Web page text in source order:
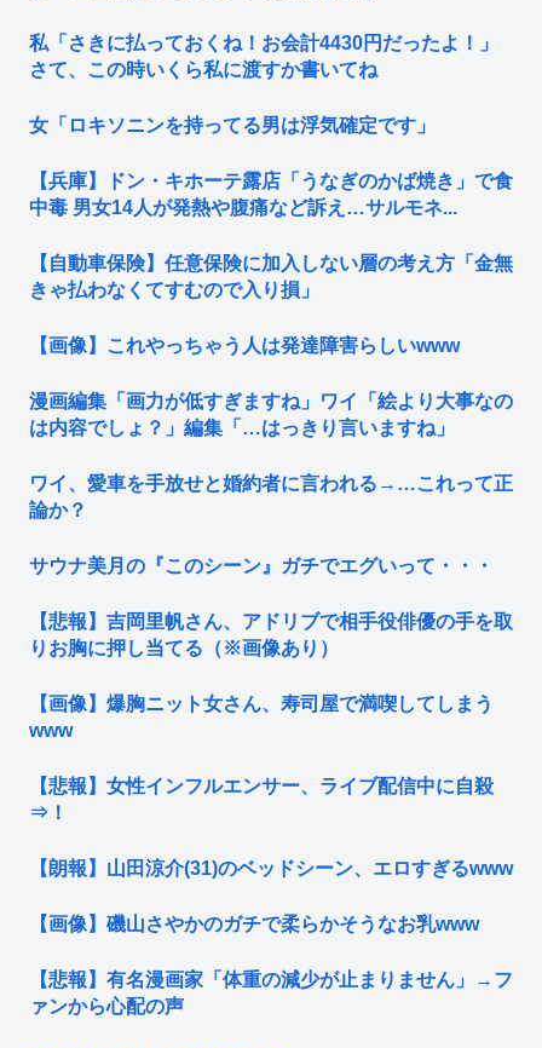
私「さきに払っておくね！お会計4430円だったよ！」
さて、この時いくら私に渡すか書いてね
女「ロキソニンを持ってる男は浮気確定です」
【兵庫】ドン・キホーテ露店「うなぎのかば焼き」で食
中毒 男女14人が発熱や腹痛など訴え…サルモネ...
【自動車保険】任意保険に加入しない層の考え方「金無
きゃ払わなくてすむので入り損」
【画像】これやっちゃう人は発達障害らしいwww
漫画編集「画力が低すぎますね」ワイ「絵より大事なの
は内容でしょ？」編集「…はっきり言いますね」
ワイ、愛車を手放せと婚約者に言われる→…これって正
論か？
サウナ美月の『このシーン』ガチでエグいって・・・
【悲報】吉岡里帆さん、アドリブで相手役俳優の手を取
りお胸に押し当てる（※画像あり）
【画像】爆胸ニット女さん、寿司屋で満喫してしまう
www
【悲報】女性インフルエンサー、ライブ配信中に自殺
⇒！
【朗報】山田涼介(31)のベッドシーン、エロすぎるwww
【画像】磯山さやかのガチで柔らかそうなお乳www
【悲報】有名漫画家「体重の減少が止まりません」→フ
ァンから心配の声